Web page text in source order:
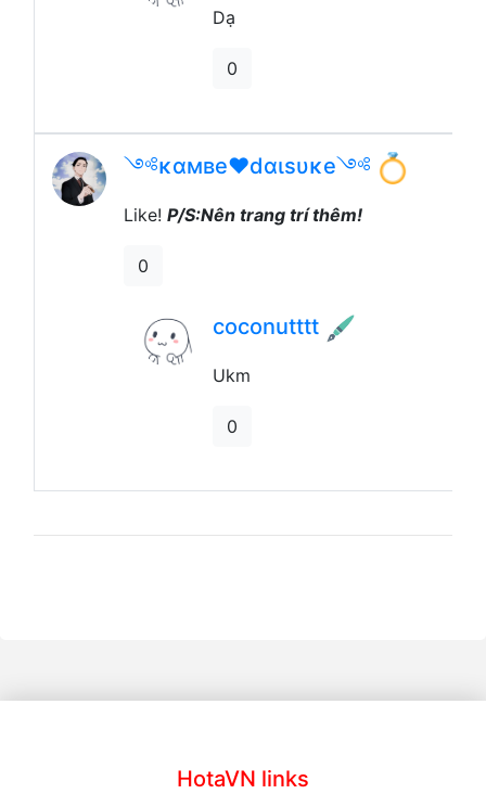
Dạ
0
༺ĸαмвe❤dαιѕυĸe༺
Like! P/S:Nên trang trí thêm!
0
coconutttt
Ukm
0
HotaVN links